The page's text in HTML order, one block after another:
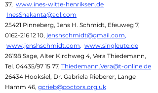
37, www.ines-witte-henriksen.de
InesShakanta@aol.com
25421 Pinneberg, Jens H. Schmidt, Efeuweg 7,
0162-216 12 10, jenshschmidt@gmail.com,
www.jenshschmidt.com, www.singleute.de
26198 Sage, Alter Kirchweg 4, Vera Thiedemann,
Tel. 04435/97 15 77, Thiedemann.Vera@t-online.de
26434 Hooksiel, Dr. Gabriela Rieberer, Lange
Hamm 46, gcrieb@coctors.org.uk